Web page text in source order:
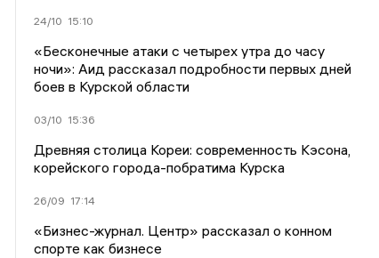
24/10 15:10
«Бесконечные атаки с четырех утра до часу
ночи»: Аид рассказал подробности первых дней
боев в Курской области
03/10 15:36
Древняя столица Кореи: современность Кэсона,
корейского города-побратима Курска
26/09 17:14
«Бизнес-журнал. Центр» рассказал о конном
спорте как бизнесе